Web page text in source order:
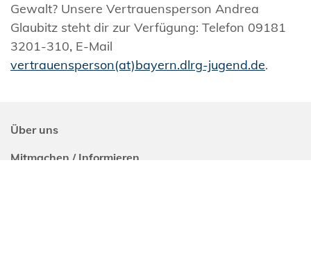
Gewalt? Unsere Vertrauensperson Andrea
Glaubitz steht dir zur Verfügung: Telefon 09181
3201-310, E-Mail
vertrauensperson(at)bayern.dlrg-jugend.de.
Über uns
Mitmachen / Informieren